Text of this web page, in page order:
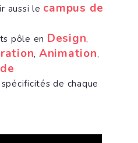
aussi le campus de
pôle en Design,
, Animation,
de chaque